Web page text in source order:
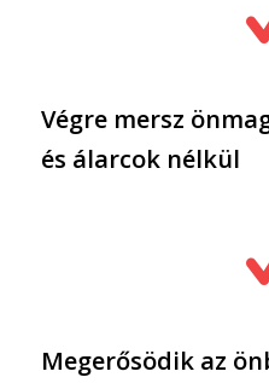
Végre mersz
és álarcok nélkül
Megerősödik az